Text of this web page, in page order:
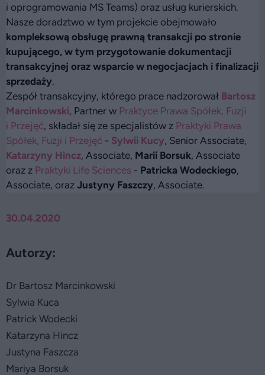
30.04.2020
Autorzy:
Dr Bartosz Marcinkowski
Sylwia Kuca
Patrick Wodecki
Katarzyna Hincz
Justyna Faszcza
Mariya Borsuk
i oprogramowania MS Teams) oraz usług kurierskich.
Nasze doradztwo w tym projekcie obejmowało
kompleksową obsługę prawną transakcji po stronie
kupującego, w tym przygotowanie dokumentacji
transakcyjnej oraz wsparcie w negocjacjach i finalizacji
sprzedaży.
Zespół transakcyjny, którego prace nadzorował Bartosz
Marcinkowski, Partner w Praktyce Prawa Spółek, Fuzji
i Przejęć, składał się ze specjalistów z Praktyki Prawa
Spółek, Fuzji i Przejęć - Sylwii Kucy, Senior Associate,
Katarzyny Hincz, Associate, Marii Borsuk, Associate
oraz z Praktyki Life Sciences - Patricka Wodeckiego,
Associate, oraz Justyny Faszczy, Associate.